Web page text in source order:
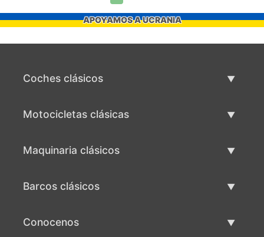
APOYAMOS A UCRANIA
Coches clásicos
Motocicletas clásicas
Maquinaria clásicos
Barcos clásicos
Conocenos